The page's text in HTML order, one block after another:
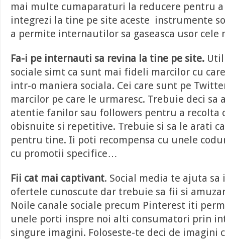
mai multe cumaparaturi la reducere pentru
integrezi la tine pe site aceste instrumente
a permite internautilor sa gaseasca usor cele
Fa-i pe internauti sa revina la tine pe site.
sociale simt ca sunt mai fideli marcilor cu
intr-o maniera sociala. Cei care sunt pe
marcilor pe care le urmaresc. Trebuie deci sa
atentie fanilor sau followers pentru a recolta
obisnuite si repetitive. Trebuie si sa le arati
pentru tine. Ii poti recompensa cu unele
cu promotii specifice…
Fii cat mai captivant. Social media te ajuta
ofertele cunoscute dar trebuie sa fii si
Noile canale sociale precum Pinterest iti
unele porti inspre noi alti consumatori prin
singure imagini. Foloseste-te deci de imagini